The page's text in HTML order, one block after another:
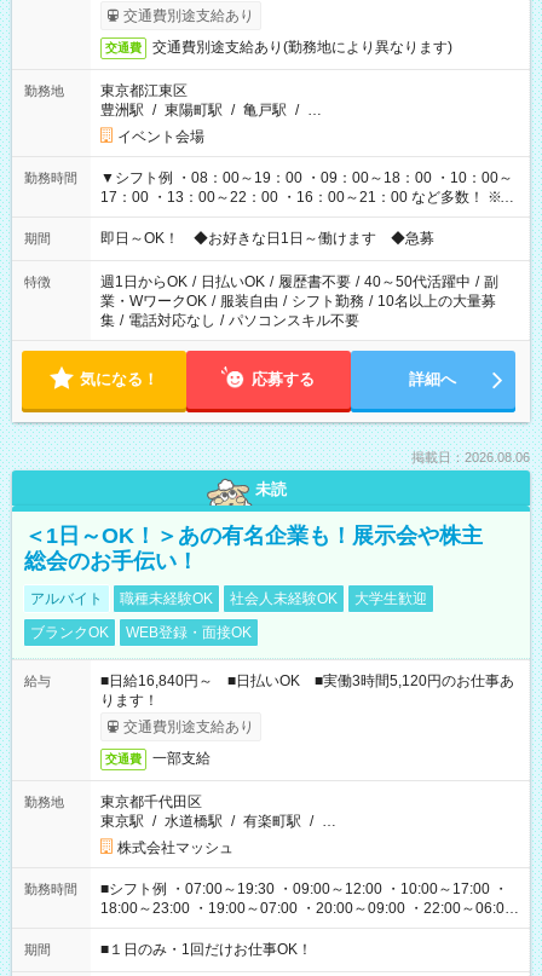
も異なります
交通費別途支給あり
交通費 交通費別途支給あり(勤務地により異なります)
勤務地
東京都江東区
豊洲駅 / 東陽町駅 / 亀戸駅 / …
イベント会場
勤務時間
▼シフト例 ・08：00～19：00 ・09：00～18：00 ・10：00～
17：00 ・13：00～22：00 ・16：00～21：00 など多数！ ※お
仕事により勤務時間が異なります
期間 即日～OK！ ◆お好きな日1日～働けます ◆急募
特徴 週1日からOK / 日払いOK / 履歴書不要 / 40～50代活躍中 / 副
業・WワークOK / 服装自由 / シフト勤務 / 10名以上の大量募
集 / 電話対応なし / パソコンスキル不要
気になる！ 応募する 詳細へ
掲載日：2026.08.06
未読
＜1日～OK！＞あの有名企業も！展示会や株主
総会のお手伝い！
アルバイト 職種未経験OK 社会人未経験OK
大学生歓迎
ブランクOK
WEB登録・面接OK
給与
■日給16,840円～ ■日払いOK ■実働3時間5,120円のお仕事あ
ります！
交通費別途支給あり
交通費 一部支給
勤務地
東京都千代田区
東京駅 / 水道橋駅 / 有楽町駅 / …
株式会社マッシュ
勤務時間
■シフト例 ・07:00～19:30 ・09:00～12:00 ・10:00～17:00 ・
18:00～23:00 ・19:00～07:00 ・20:00～09:00 ・22:00～06:00
etc ★最短で3時間で5,120円のお仕事から 15時間で2万円近く稼
げるお仕事も！ ご希望のお時間に合わせてご紹介！ ※シフトは
期間 ■１日のみ・1回だけお仕事OK！